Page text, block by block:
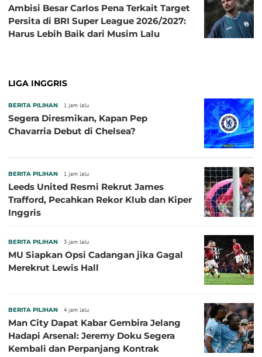
Ambisi Besar Carlos Pena Terkait Target
Persita di BRI Super League 2026/2027:
Harus Lebih Baik dari Musim Lalu
LIGA INGGRIS
BERITA PILIHAN 1 jam lalu
Segera Diresmikan, Kapan Pep
Chavarria Debut di Chelsea?
BERITA PILIHAN 1 jam lalu
Leeds United Resmi Rekrut James
Trafford, Pecahkan Rekor Klub dan Kiper
Inggris
BERITA PILIHAN 3 jam lalu
MU Siapkan Opsi Cadangan jika Gagal
Merekrut Lewis Hall
BERITA PILIHAN 4 jam lalu
Man City Dapat Kabar Gembira Jelang
Hadapi Arsenal: Jeremy Doku Segera
Kembali dan Perpanjang Kontrak